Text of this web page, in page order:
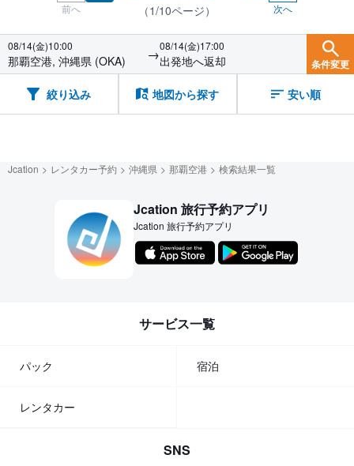
前へ
（1/10ページ）
次へ
08/14(金)10:00
那覇空港, 沖縄県 (OKA) →08/14(金)17:00
出発地へ返却 条件変更
絞り込み 地図から探す 安い順
Jcation レンタカー予約 沖縄県 那覇空港 検索結果一覧
Jcation 旅行予約アプリ
Jcation 旅行予約アプリ
サービス一覧
パック 宿泊
レンタカー
SNS